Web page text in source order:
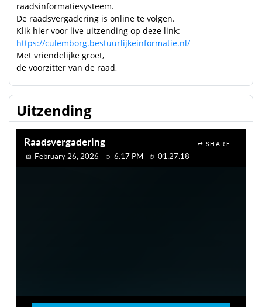
raadsinformatiesysteem.
De raadsvergadering is online te volgen.
Klik hier voor live uitzending op deze link:
https://culemborg.bestuurlijkeinformatie.nl/
Met vriendelijke groet,
de voorzitter van de raad,
Uitzending